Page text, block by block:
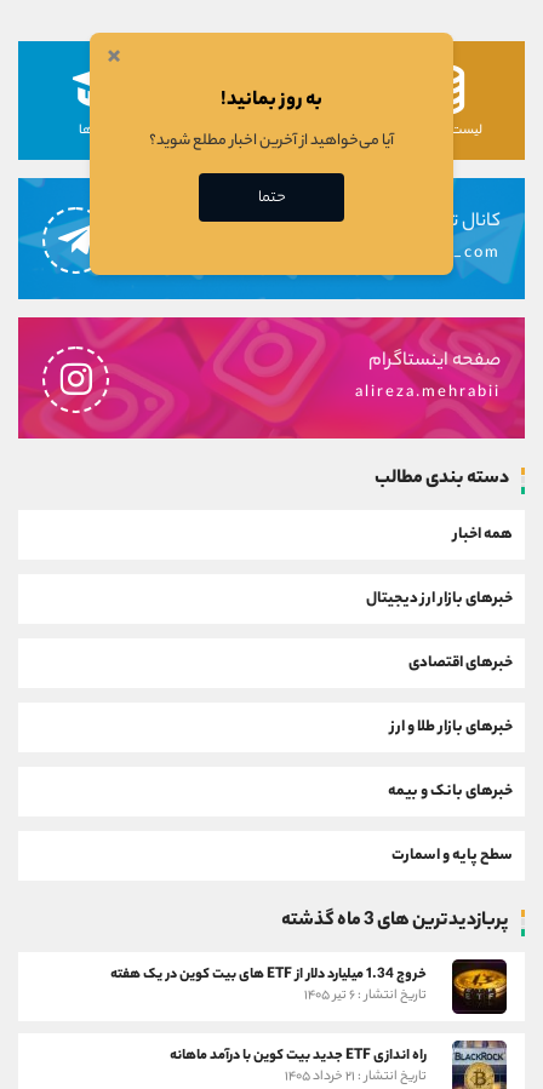
لیست رمزارزها لیست سهام ها دوره ها
کانال تلگرام
alirezamehrabi_com
صفحه اینستاگرام
alireza.mehrabii
دسته بندی مطالب
همه اخبار
خبرهای بازار ارز دیجیتال
خبرهای اقتصادی
خبرهای بازار طلا و ارز
خبرهای بانک و بیمه
سطح پایه و اسمارت
پربازدیدترین های 3 ماه گذشته
خروج 1.34 میلیارد دلار از ETF های بیت کوین در یک هفته
تاریخ انتشار : ۶ تیر ۱۴۰۵
راه اندازی ETF جدید بیت کوین با درآمد ماهانه
تاریخ انتشار : ۲۱ خرداد ۱۴۰۵
×
به روز بمانید!
آیا می‌خواهید از آخرین اخبار مطلع شوید؟
حتما